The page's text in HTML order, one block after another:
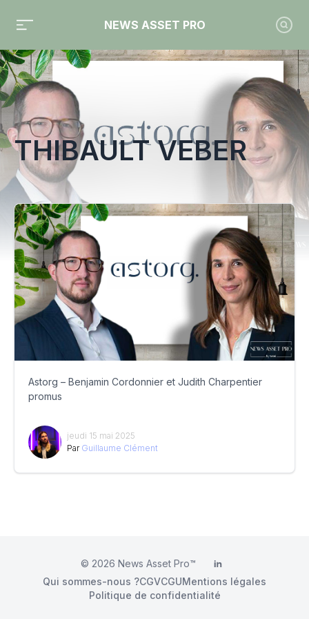
NEWS ASSET PRO
Toute l'actualité sur le tag "Thibault Veber"
THIBAULT VEBER
Astorg – Benjamin Cordonnier et Judith Charpentier
promus
jeudi 15 mai 2025
Par Guillaume Clément
© 2026 News Asset Pro™ LinkedIn
Qui sommes-nous ?CGVCGUMentions légales
Politique de confidentialité